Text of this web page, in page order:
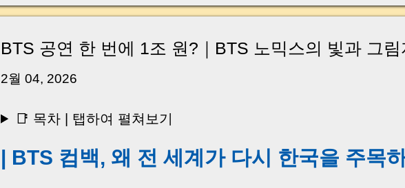
황이 있었습니다. 또 어떤 분은 이렇게 말씀하십니다. “내 대출인데 왜
“매도인이 대출 안 갚고 도망가면 어떡하죠?” 이 모든 불안, 사실은 ‘구
꼭 준비해야 하는지 중개 실무 기준으로 아주 쉽게 풀어드리겠습니다.
Introduction (Tap to expand) Have you ever thought like this?
BTS 공연 한 번에 1조 원?｜BTS 노믹스의 빛과 그림
2월 04, 2026
📑 목차 | 탭하여 펼쳐보기
| BTS 컴백, 왜 전 세계가 다시 한국을 주목